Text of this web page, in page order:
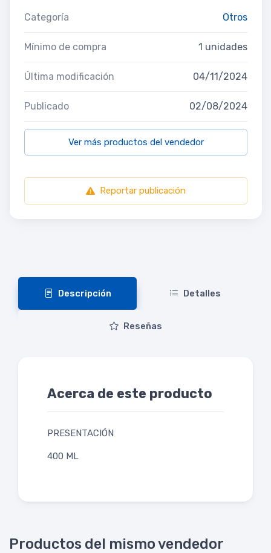
Categoría Otros
Mínimo de compra 1 unidades
Última modificación 04/11/2024
Publicado 02/08/2024
Ver más productos del vendedor
Reportar publicación
Descripción Detalles
Reseñas
Acerca de este producto
PRESENTACIÓN
400 ML
Productos del mismo vendedor